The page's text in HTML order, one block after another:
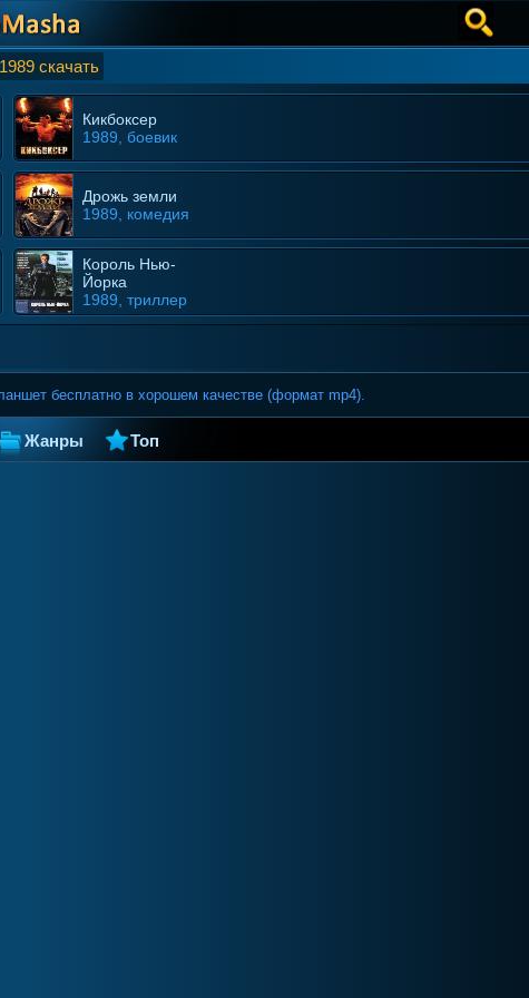
скачать
Кикбоксер
1989, боевик
Дрожь земли
1989, комедия
Король Нью-
Йорка
1989, триллер
бесплатно в хорошем качестве (формат mp4).
Жанры Топ